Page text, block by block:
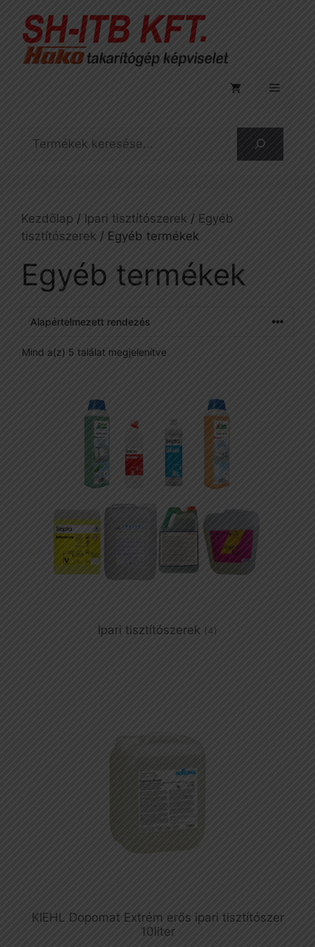
tartalomba
Menü
Kezdőlap / Ipari tisztítószerek / Egyéb
tisztítószerek / Egyéb termékek
Egyéb termékek
Mind a(z) 5 találat megjelenítve
Ipari tisztítószerek (4)
KIEHL Dopomat Extrém erős ipari tisztítószer
10liter